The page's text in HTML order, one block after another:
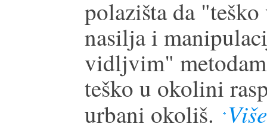
polazišta da
nasilja i
vidljvim"
teško u okolini
urbani okoliš.